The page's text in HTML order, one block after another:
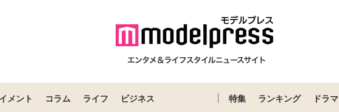
メント コラム ライフ ビジネス 特集 ランキング ドラマ